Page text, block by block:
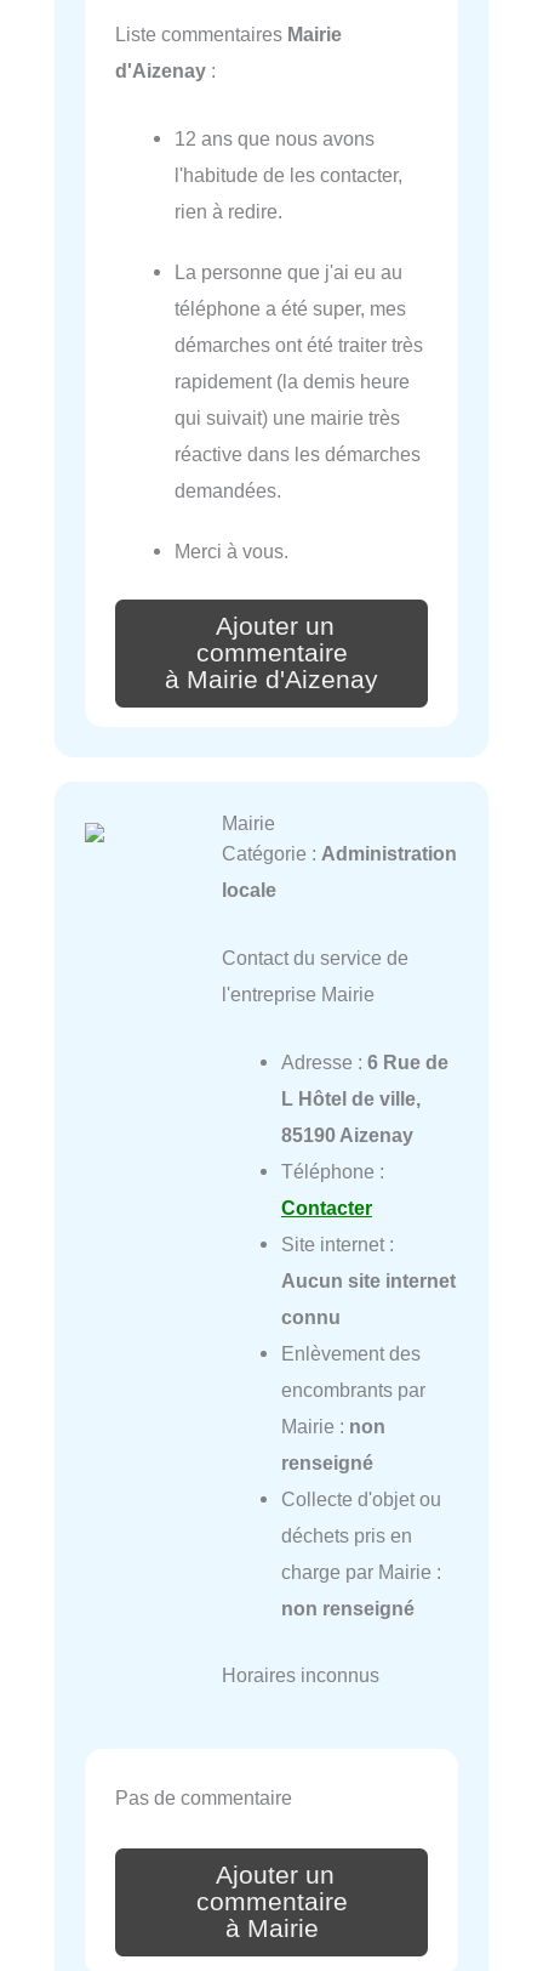
Liste commentaires Mairie
d'Aizenay :
12 ans que nous avons
l'habitude de les contacter,
rien à redire.
La personne que j'ai eu au
téléphone a été super, mes
démarches ont été traiter très
rapidement (la demis heure
qui suivait) une mairie très
réactive dans les démarches
demandées.
Merci à vous.
Ajouter un
commentaire
à Mairie d'Aizenay
Mairie
Catégorie : Administration
locale
Contact du service de
l'entreprise Mairie
Adresse : 6 Rue de
L Hôtel de ville,
85190 Aizenay
Téléphone :
Contacter
Site internet :
Aucun site internet
connu
Enlèvement des
encombrants par
Mairie : non
renseigné
Collecte d'objet ou
déchets pris en
charge par Mairie :
non renseigné
Horaires inconnus
Pas de commentaire
Ajouter un
commentaire
à Mairie